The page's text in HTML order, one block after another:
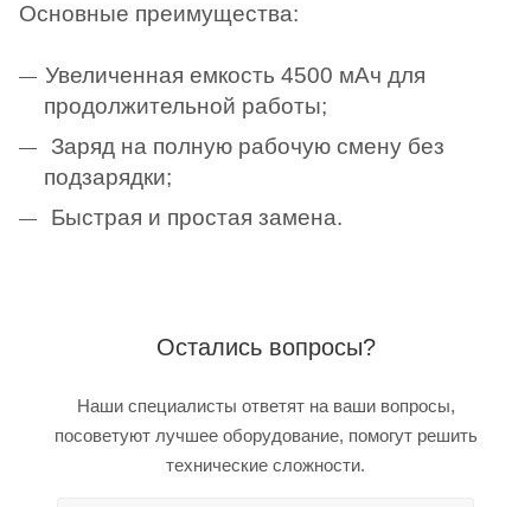
Основные преимущества:
Увеличенная емкость 4500 мАч для
продолжительной работы;
Заряд на полную рабочую смену без
подзарядки;
Быстрая и простая замена.
Остались вопросы?
Наши специалисты ответят на ваши вопросы,
посоветуют лучшее оборудование, помогут решить
технические сложности.